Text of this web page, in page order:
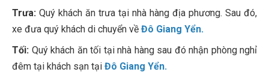
Trưa: Quý khách ăn trưa tại nhà hàng địa phương. Sau đó,
xe đưa quý khách di chuyển về Đô Giang Yển.
Tối: Quý khách ăn tối tại nhà hàng sau đó nhận phòng nghỉ
đêm tại khách sạn tại Đô Giang Yển.